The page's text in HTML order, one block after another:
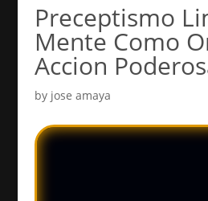
Preceptismo
Mente Como
Accion
by jose amaya